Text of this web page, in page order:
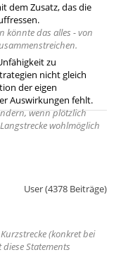
dem Zusatz, das die
könnte das alles - von
zu
nicht gleich
der eigen
Auswirkungen fehlt.
wenn plötzlich
wohlmöglich
User (4378 Beiträge)
(konkret bei
Statements